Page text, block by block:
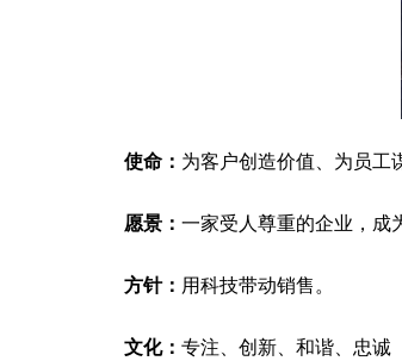
使命： 为客户创造价值、为员工
愿景： 一家受人尊重的企业，成
方针： 用科技带动销售。
文化： 专注、创新、和谐、忠诚